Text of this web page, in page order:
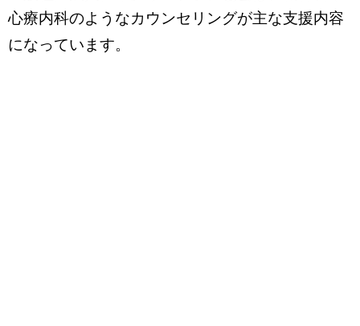
心療内科のようなカウンセリングが主な支援内容
になっています。